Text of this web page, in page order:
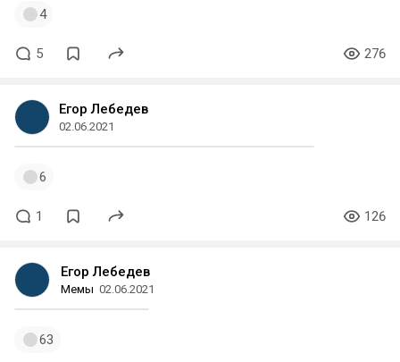
4
5 276
Егор Лебедев
02.06.2021
6
1 126
Егор Лебедев
Мемы 02.06.2021
63